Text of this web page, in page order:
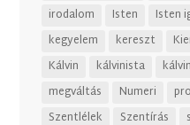
irodalom
Isten Isten
kegyelem
kereszt
Kálvin
kálvinista
megváltás
Numeri
Szentlélek
Szentírás